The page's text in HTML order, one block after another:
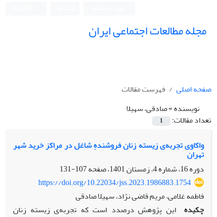
مجله مطالعات اجتماعی ایران
صفحه اصلی
فهرست مقالات
نویسنده =صادقی، سهیلا
تعداد مقالات:
1
واکاوی تجربه‌ی زیسته زنان فروشندهِ شاغل در مراکز خرید شهر
تهران
دوره 16، شماره 4، زمستان 1401، صفحه
107-131
https://doi.org/10.22034/jss.2023.1986883.1754
فاطمه غلامی، مریم قاضی نژاد، سهیلا صادقی
چکیده این پژوهش درصدد است که تجربه‌ی زیسته زنان